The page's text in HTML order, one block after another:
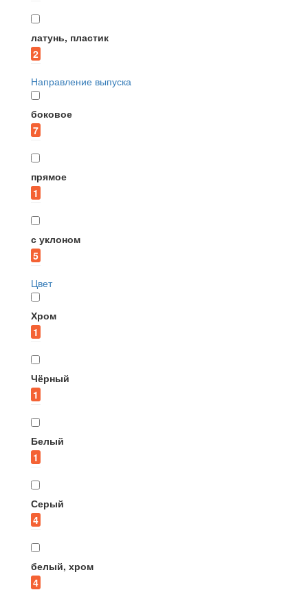
латунь, пластик
2
Направление выпуска
боковое
7
прямое
1
с уклоном
5
Цвет
Хром
1
Чёрный
1
Белый
1
Серый
4
белый, хром
4